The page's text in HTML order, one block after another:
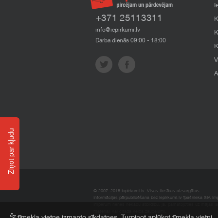
+371 25113311
info@iepirkumi.lv
Darba dienās 09:00 - 18:00
© 2007–2018 Iepirkumi.lv. Visas tiesības aizsargātas.
Informācijas pārpublicēšana bez iepirkumi.lv īpašnieka SIA
Ziņot par kļūdu